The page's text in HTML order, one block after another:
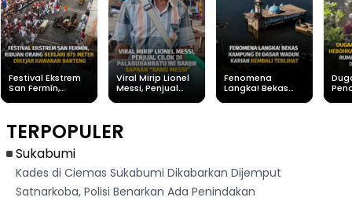
Festival Ekstrem
San Fermín,
Banteng
Viral Mirip Lionel
Messi, Penjual
"Bang Messi"
Fenomena
Langka! Bekas
TERPOPULER
Sukabumi
Kades di Ciemas Sukabumi Dikabarkan Dijemput
Satnarkoba, Polisi Benarkan Ada Penindakan